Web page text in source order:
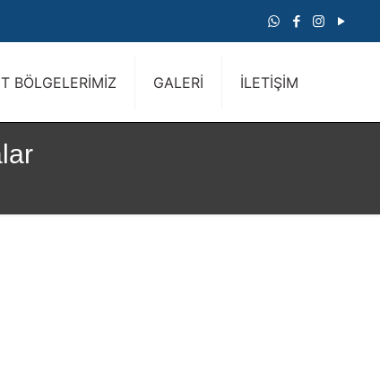
BÖLGELERİMİZ GALERİ İLETİŞİM